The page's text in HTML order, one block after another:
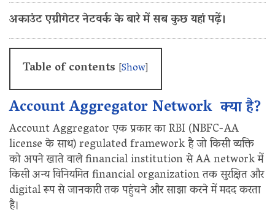
अकाउंट एग्रीगेटर नेटवर्क के बारे में सब कुछ यहां पढ़ें।
Table of contents [Show]
Account Aggregator Network क्या है?
Account Aggregator एक प्रकार का RBI (NBFC-AA
license के साथ) regulated framework है जो किसी व्यक्ति
को अपने खाते वाले financial institution से AA network में
किसी अन्य विनियमित financial organization तक सुरक्षित और
digital रूप से जानकारी तक पहुंचने और साझा करने में मदद करता
है।